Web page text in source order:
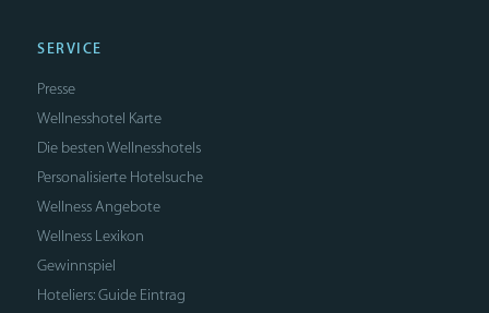
SERVICE
Presse
Wellnesshotel Karte
Die besten Wellnesshotels
Personalisierte Hotelsuche
Wellness Angebote
Wellness Lexikon
Gewinnspiel
Hoteliers: Guide Eintrag